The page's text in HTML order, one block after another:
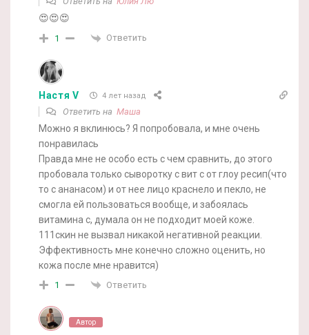
😍😍😍
1 Ответить
Настя V 4 лет назад
Ответить на Маша
Можно я вклинюсь? Я попробовала, и мне очень
понравилась
Правда мне не особо есть с чем сравнить, до этого
пробовала только сыворотку с вит с от глоу ресип(что
то с ананасом) и от нее лицо краснело и пекло, не
смогла ей пользоваться вообще, и забоялась
витамина с, думала он не подходит моей коже.
111скин не вызвал никакой негативной реакции.
Эффективность мне конечно сложно оценить, но
кожа после мне нравится)
1 Ответить
Автор